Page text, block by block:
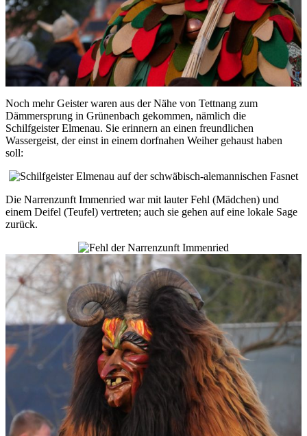
Noch mehr Geister waren aus der Nähe von Tettnang zum
Dämmersprung in Grünenbach gekommen, nämlich die
Schilfgeister Elmenau. Sie erinnern an einen freundlichen
Wassergeist, der einst in einem dorfnahen Weiher gehaust haben
soll:
Die Narrenzunft Immenried war mit lauter Fehl (Mädchen) und
einem Deifel (Teufel) vertreten; auch sie gehen auf eine lokale Sage
zurück.